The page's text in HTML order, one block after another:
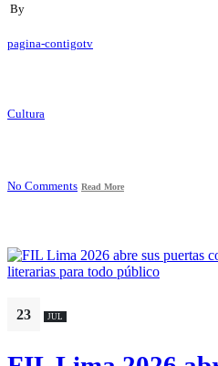
By
pagina-contigotv
Cultura
No Comments Read More
23 JUL